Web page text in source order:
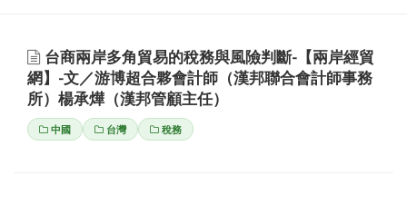
台商兩岸多角貿易的稅務與風險判斷-【兩岸經貿
網】-文／游博超合夥會計師（漢邦聯合會計師事務
所）楊承燁（漢邦管顧主任）
中國 台灣 稅務